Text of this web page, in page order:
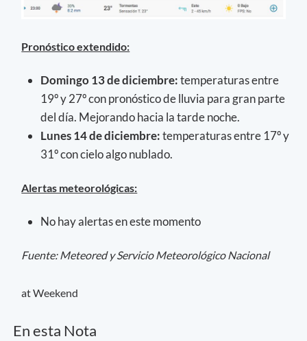
Pronóstico extendido:
Domingo 13 de diciembre:temperaturas entre
19º y 27º con pronóstico de lluvia para gran parte
del día. Mejorando hacia la tarde noche.
Lunes 14 de diciembre:temperaturas entre 17º y
31º con cielo algo nublado.
Alertas meteorológicas:
No hay alertas en este momento
Fuente: Meteored y Servicio Meteorológico Nacional
at Weekend
En esta Nota